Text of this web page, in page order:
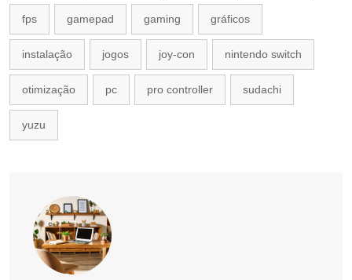
fps gamepad gaming gráficos
instalação jogos joy-con nintendo switch
otimização pc pro controller sudachi
yuzu